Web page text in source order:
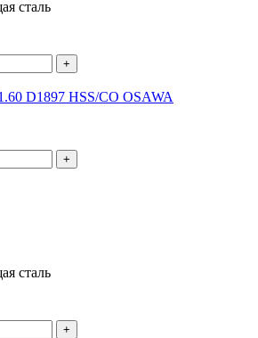
+
D1897 HSS/CO OSAWA
+
+